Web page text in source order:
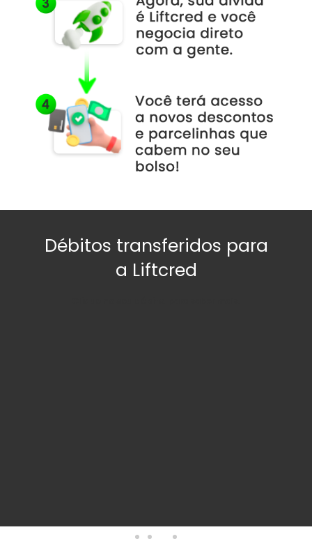
Débitos transferidos para
a Liftcred